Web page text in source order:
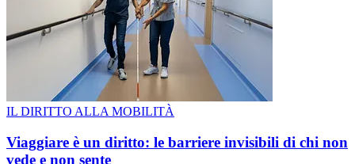
IL DIRITTO ALLA MOBILITÀ
Viaggiare è un diritto: le barriere invisibili di chi non
vede e non sente